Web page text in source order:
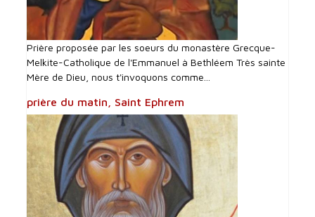
Prière proposée par les soeurs du monastère Grecque-
Melkite-Catholique de l'Emmanuel à Bethléem Très sainte
Mère de Dieu, nous t'invoquons comme...
prière du matin, Saint Ephrem